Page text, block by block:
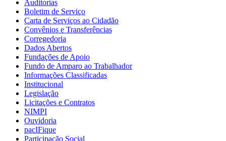
Auditorias
Boletim de Serviço
Carta de Serviços ao Cidadão
Convênios e Transferências
Corregedoria
Dados Abertos
Fundações de Apoio
Fundo de Amparo ao Trabalhador
Informações Classificadas
Institucional
Legislação
Licitações e Contratos
NIMPI
Ouvidoria
pacIFique
Participação Social